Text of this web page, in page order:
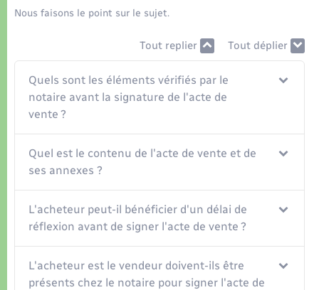
Commerces - Entreprises - Emploi
Voirie et espace public
Nous faisons le point sur le sujet.
Tout replier Tout déplier
Quels sont les éléments vérifiés par le
notaire avant la signature de l'acte de
vente ?
Quel est le contenu de l'acte de vente et de
ses annexes ?
L'acheteur peut-il bénéficier d'un délai de
réflexion avant de signer l'acte de vente ?
L'acheteur est le vendeur doivent-ils être
présents chez le notaire pour signer l'acte de